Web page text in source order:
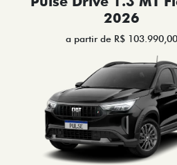
2026
a partir de R$ 103.990,00